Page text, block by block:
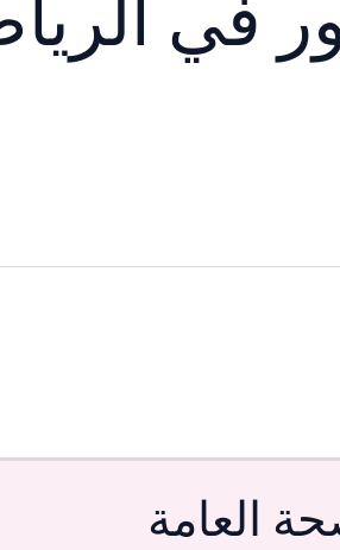
في
العامة